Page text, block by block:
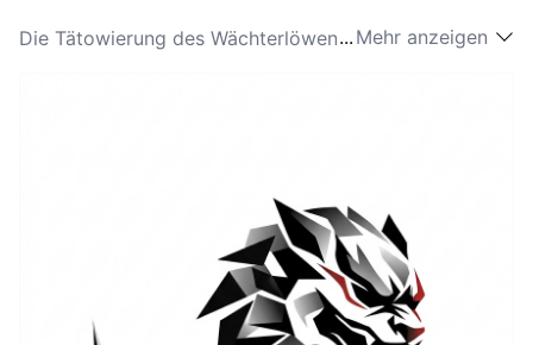
Die Tätowierung des Wächterlöwen steht für Schutz,
einem Stolz, der an königliche Symbolik erinnert. In
der Praxis vereint die „Wächterlöwe Symbolik“
Gegensätze: Sanftmut gegenüber den eigenen und
unerschütterliche Stärke gegenüber Bedrohungen.
Viele Träger interpretieren den Löwen als persönlichen
... Mehr anzeigen